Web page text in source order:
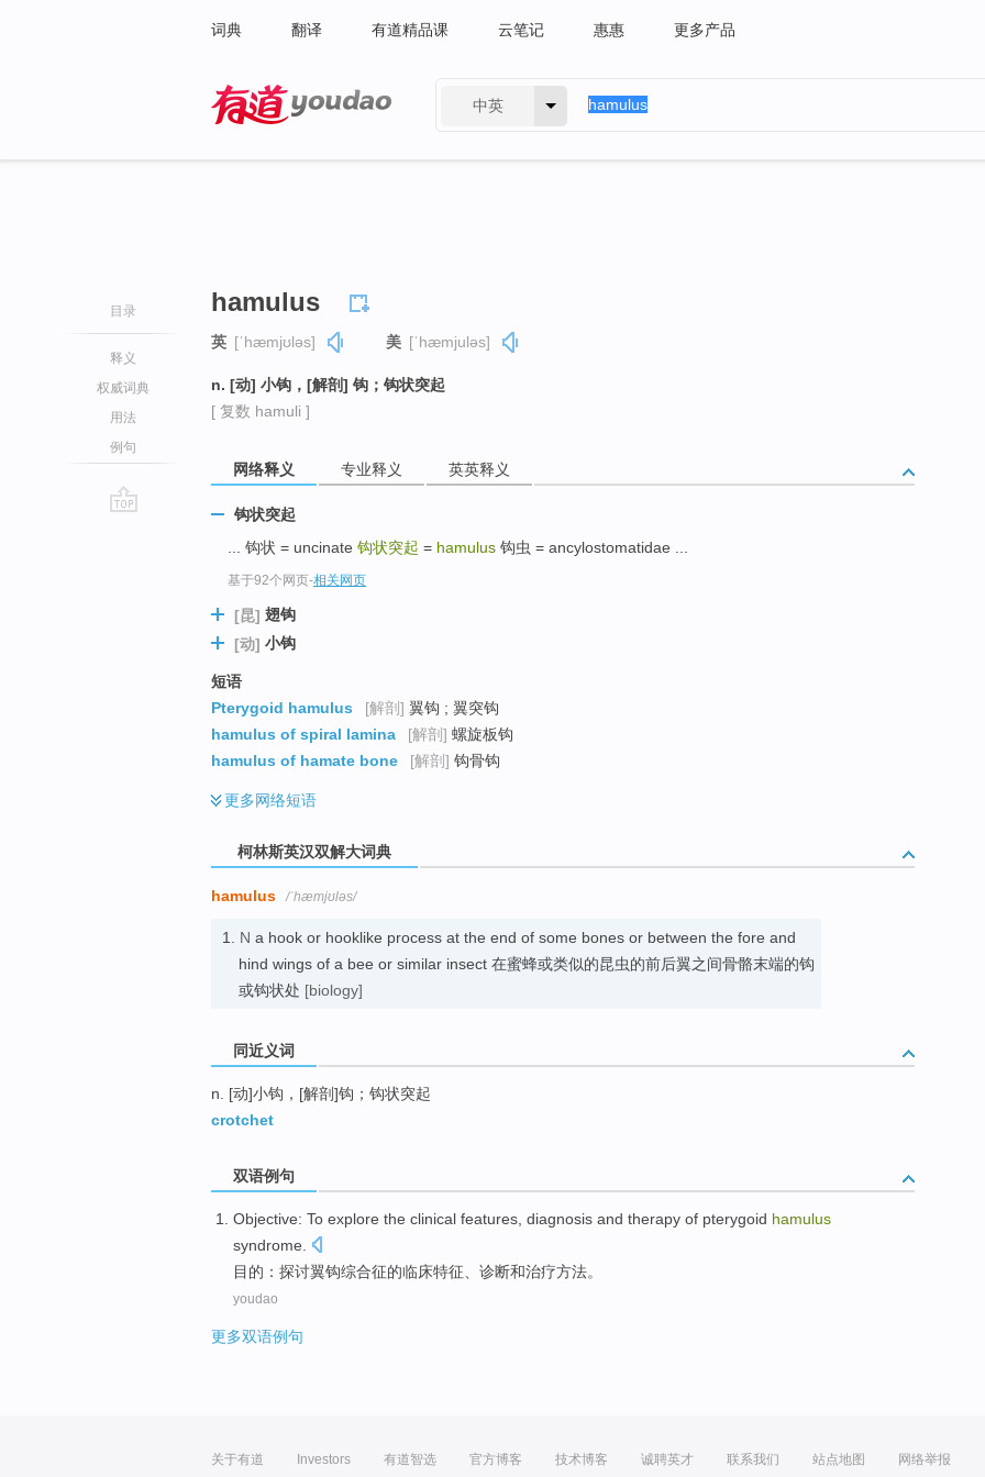
词典 翻译 有道精品课 云笔记 惠惠 更多产品
中英
目录
释义
权威词典
用法
例句
hamulus
英 [ˈhæmjʊləs] 美 [ˈhæmjuləs]
n. [动] 小钩，[解剖] 钩；钩状突起
[ 复数 hamuli ]
网络释义 专业释义 英英释义
钩状突起
... 钩状 = uncinate 钩状突起 = hamulus 钩虫 = ancylostomatidae ...
基于92个网页-相关网页
[昆] 翅钩
[动] 小钩
短语
Pterygoid hamulus
[解剖] 翼钩 ; 翼突钩
hamulus of spiral lamina
[解剖] 螺旋板钩
hamulus of hamate bone
[解剖] 钩骨钩
更多网络短语
柯林斯英汉双解大词典
hamulus /ˈhæmjʊləs/
1. N a hook or hooklike process at the end of some bones or between the fore and
hind wings of a bee or similar insect 在蜜蜂或类似的昆虫的前后翼之间骨骼末端的钩
或钩状处 [biology]
同近义词
n. [动]小钩，[解剖]钩；钩状突起
crotchet
双语例句
Objective: To explore the clinical features diagnosis and therapy of pterygoid hamulus
syndrome
目的 ： 探讨翼钩综合征的临床特征 诊断和治疗方法。
youdao
更多双语例句
关于有道 Investors 有道智选 官方博客 技术博客 诚聘英才 联系我们 站点地图 网络举报